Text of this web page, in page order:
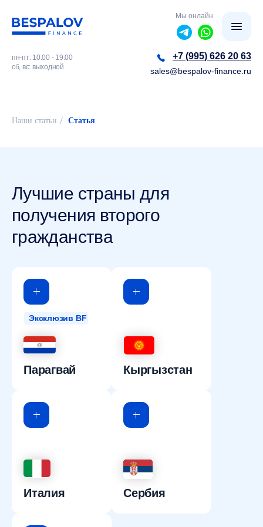
sales@bespalov-finance.ru
+7 (995) 626 20 63
Мы онлайн
пн-пт: 10.00 - 19.00
сб, вс: выходной
Наши статьи / Статья
Лучшие страны для
получения второго
гражданства
Эксклюзив BF
Парагвай Кыргызстан
Италия Сербия